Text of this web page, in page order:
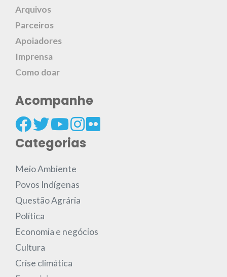
Arquivos
Parceiros
Apoiadores
Imprensa
Como doar
Acompanhe
Categorias
Meio Ambiente
Povos Indígenas
Questão Agrária
Política
Economia e negócios
Cultura
Crise climática